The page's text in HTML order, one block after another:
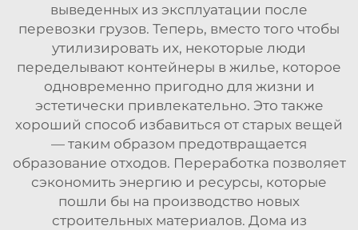
выведенных из эксплуатации после
перевозки грузов. Теперь, вместо того чтобы
утилизировать их, некоторые люди
переделывают контейнеры в жилье, которое
одновременно пригодно для жизни и
эстетически привлекательно. Это также
хороший способ избавиться от старых вещей
— таким образом предотвращается
образование отходов. Переработка позволяет
сэкономить энергию и ресурсы, которые
пошли бы на производство новых
строительных материалов. Дома из